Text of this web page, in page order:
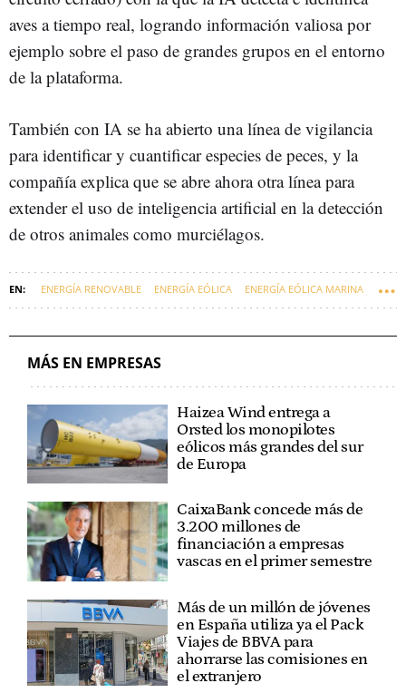
aves a tiempo real, logrando información valiosa por
ejemplo sobre el paso de grandes grupos en el entorno
de la plataforma.
También con IA se ha abierto una línea de vigilancia
para identificar y cuantificar especies de peces, y la
compañía explica que se abre ahora otra línea para
extender el uso de inteligencia artificial en la detección
de otros animales como murciélagos.
ENERGÍA RENOVABLE ENERGÍA EÓLICA ENERGÍA EÓLICA MARINA
MÁS EN EMPRESAS
Haizea Wind entrega a
Orsted los monopilotes
eólicos más grandes del sur
de Europa
CaixaBank concede más de
3.200 millones de
financiación a empresas
vascas en el primer semestre
Más de un millón de jóvenes
en España utiliza ya el Pack
Viajes de BBVA para
ahorrarse las comisiones en
el extranjero